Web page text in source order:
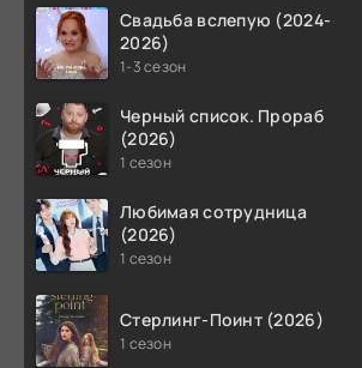
Свадьба вслепую (2024-
2026)
1-3 сезон
Черный список. Прораб
(2026)
1 сезон
Любимая сотрудница
(2026)
1 сезон
Стерлинг-Поинт (2026)
1 сезон